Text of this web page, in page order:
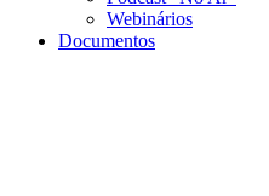
Webinários
Documentos